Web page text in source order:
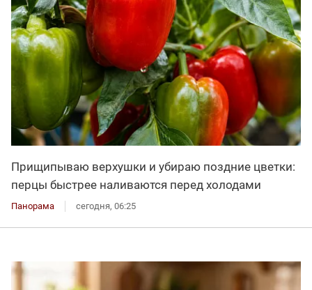
Прищипываю верхушки и убираю поздние цветки:
перцы быстрее наливаются перед холодами
Панорама сегодня, 06:25